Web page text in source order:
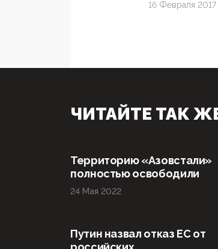
16 Февраля
ЧИТАЙТЕ ТАК
Территорию «Азовстали»
полностью освободили
24 Мая 2022
Путин назвал отказ ЕС от